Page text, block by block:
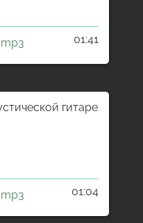
01:41
гитаре
01:04